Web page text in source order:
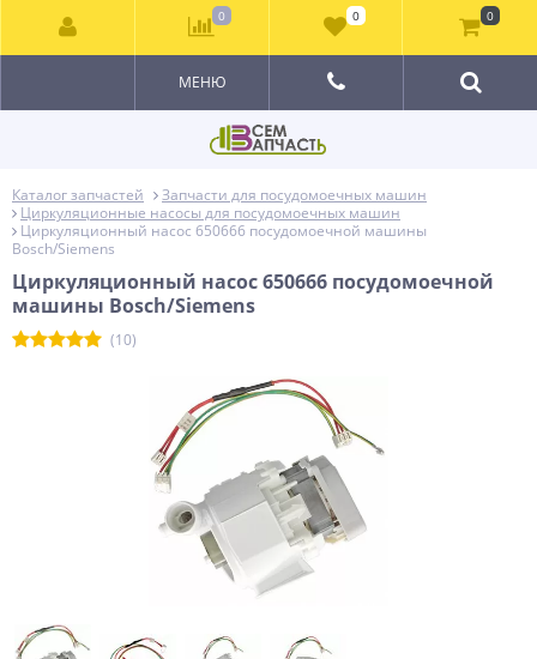
МЕНЮ
Каталог запчастей
Запчасти для посудомоечных машин
Циркуляционные насосы для посудомоечных машин
Циркуляционный насос 650666 посудомоечной машины
Bosch/Siemens
Циркуляционный насос 650666 посудомоечной
машины Bosch/Siemens
(10)
0 0 0